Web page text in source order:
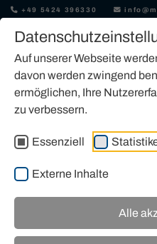
Auf unserer Webseite
davon werden zwingend
ermöglichen, Ihre
zu verbessern.
Essenziell
Externe Inhalte
Alle
+49 5424 396330